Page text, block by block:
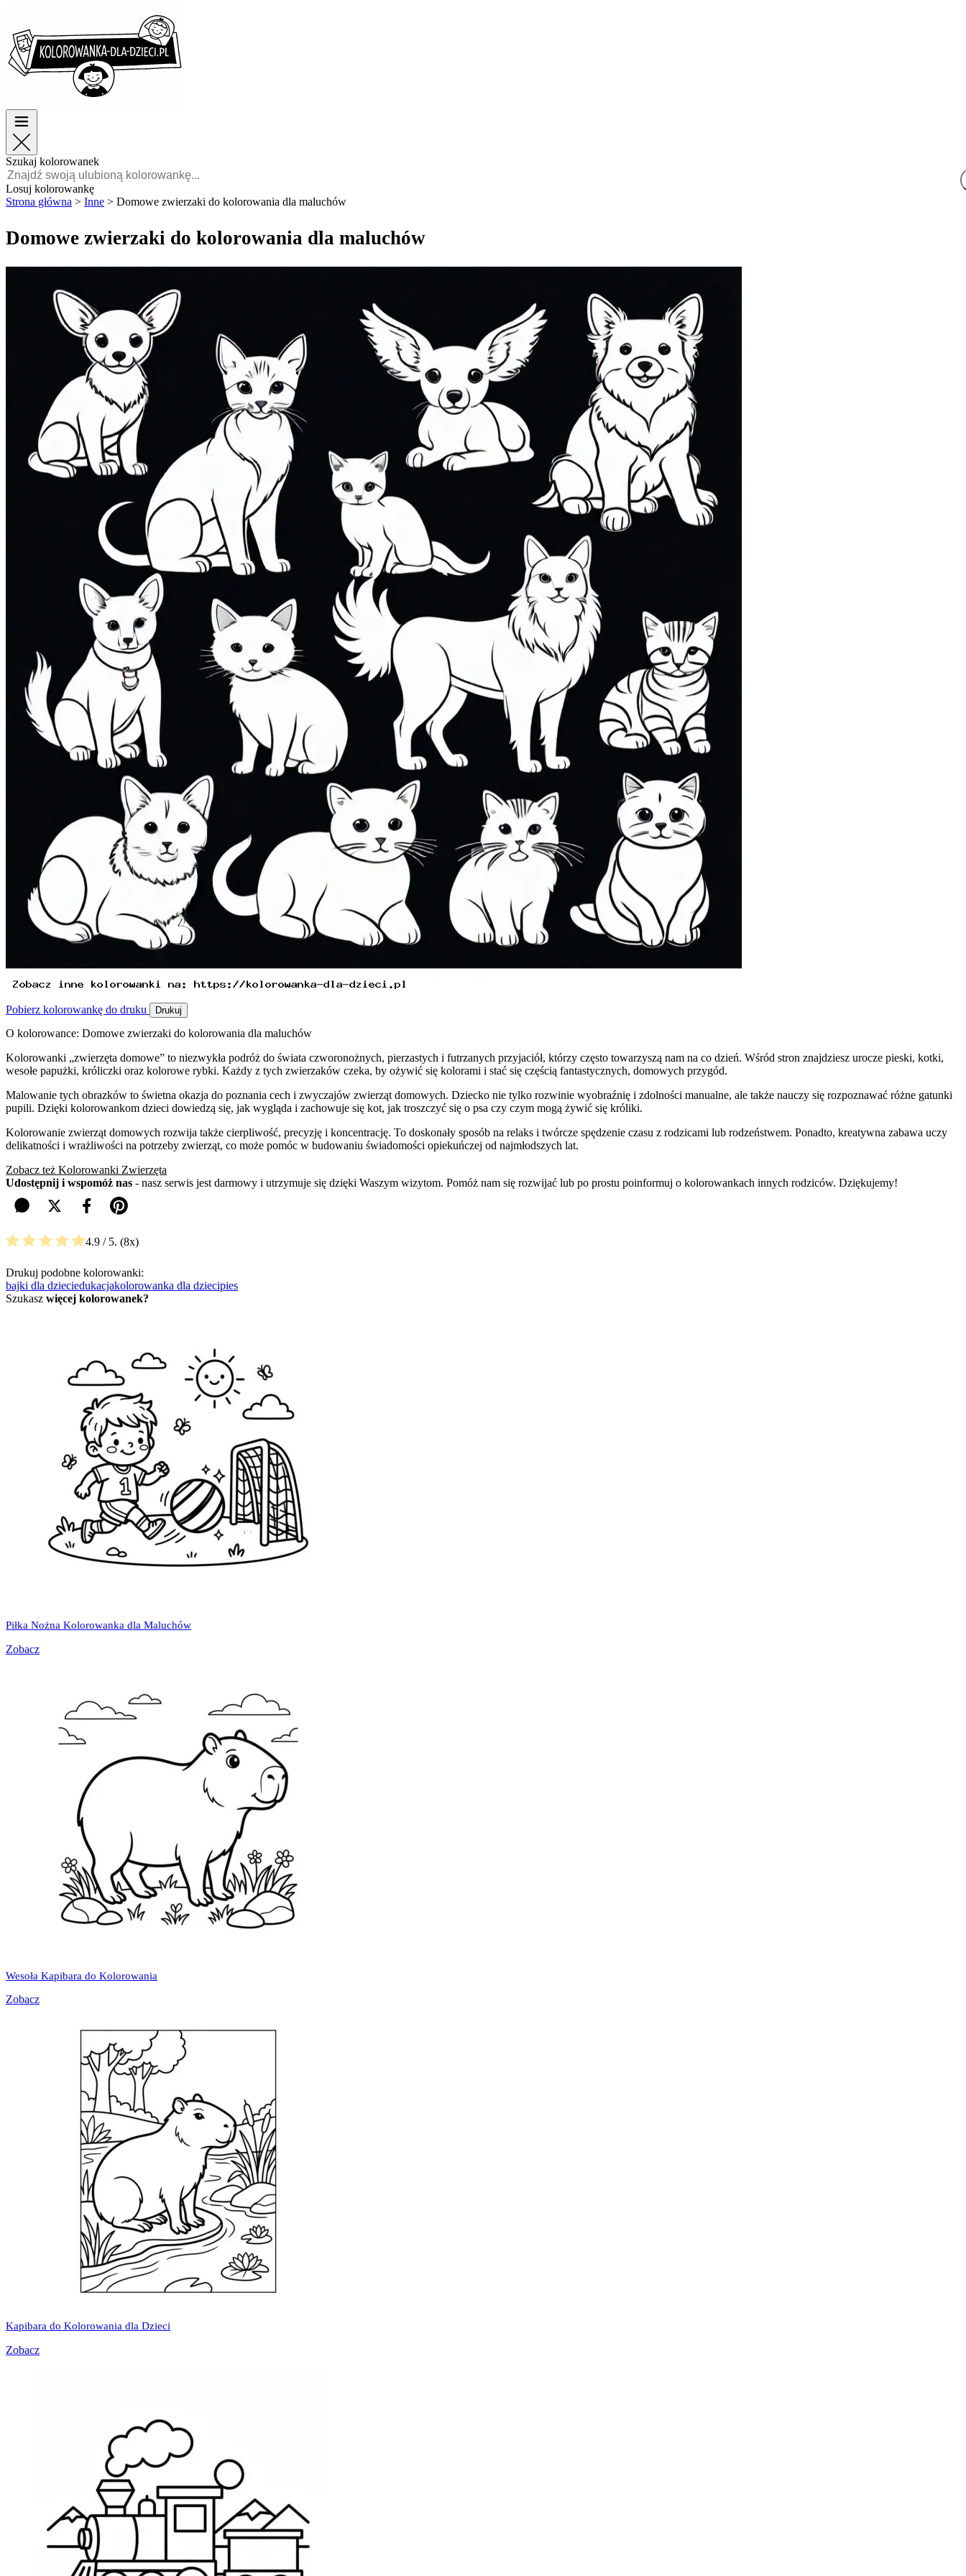
TOP kategorie
Dla chłopców
Dla dziewczynek
Polski
POLSKI
FRANÇAIS
VIỆT
TOP kategorie
Dla chłopców
Dla dziewczynek
Szukaj kolorowanek
Losuj kolorowankę
Strona główna > Inne > Domowe zwierzaki do kolorowania dla maluchów
Domowe zwierzaki do kolorowania dla maluchów
Pobierz kolorowankę do druku Drukuj
O kolorowance: Domowe zwierzaki do kolorowania dla maluchów
Kolorowanki „zwierzęta domowe” to niezwykła podróż do świata czworonożnych, pierzastych i futrzanych przyjaciół, którzy często towarzyszą nam na co dzień. Wśród stron znajdziesz urocze pieski, kotki,
wesołe papużki, króliczki oraz kolorowe rybki. Każdy z tych zwierzaków czeka, by ożywić się kolorami i stać się częścią fantastycznych, domowych przygód.
Malowanie tych obrazków to świetna okazja do poznania cech i zwyczajów zwierząt domowych. Dziecko nie tylko rozwinie wyobraźnię i zdolności manualne, ale także nauczy się rozpoznawać różne gatunki
pupili. Dzięki kolorowankom dzieci dowiedzą się, jak wygląda i zachowuje się kot, jak troszczyć się o psa czy czym mogą żywić się króliki.
Kolorowanie zwierząt domowych rozwija także cierpliwość, precyzję i koncentrację. To doskonały sposób na relaks i twórcze spędzenie czasu z rodzicami lub rodzeństwem. Ponadto, kreatywna zabawa uczy
delikatności i wrażliwości na potrzeby zwierząt, co może pomóc w budowaniu świadomości opiekuńczej od najmłodszych lat.
Zobacz też Kolorowanki Zwierzęta
Udostępnij i wspomóż nas - nasz serwis jest darmowy i utrzymuje się dzięki Waszym wizytom. Pomóż nam się rozwijać lub po prostu poinformuj o kolorowankach innych rodziców. Dziękujemy!
4.9 / 5. 8
Drukuj podobne kolorowanki:
bajki dla dzieciedukacjakolorowanka dla dziecipies
Szukasz więcej kolorowanek?
Piłka Nożna Kolorowanka dla Maluchów
Zobacz
Wesoła Kapibara do Kolorowania
Zobacz
Kapibara do Kolorowania dla Dzieci
Zobacz